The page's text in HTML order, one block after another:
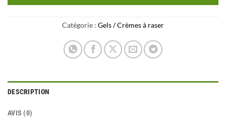
Catégorie : Gels / Crèmes à raser
DESCRIPTION
AVIS (0)